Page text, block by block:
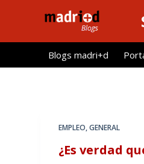
l
Blogs madri+d
EMPLEO,GENERAL
¿Es verdad